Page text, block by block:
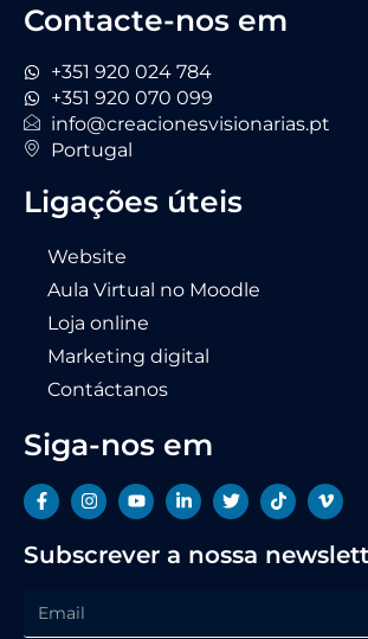
Contacte-nos em
+351 920 024 784
+351 920 070 099
info@creacionesvisionarias.pt
Portugal
Ligações úteis
Website
Aula Virtual no Moodle
Loja online
Marketing digital
Contáctanos
Siga-nos em
Subscrever a nossa